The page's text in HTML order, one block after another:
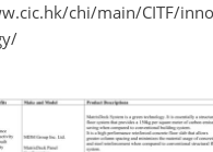
chi/main/CITF/